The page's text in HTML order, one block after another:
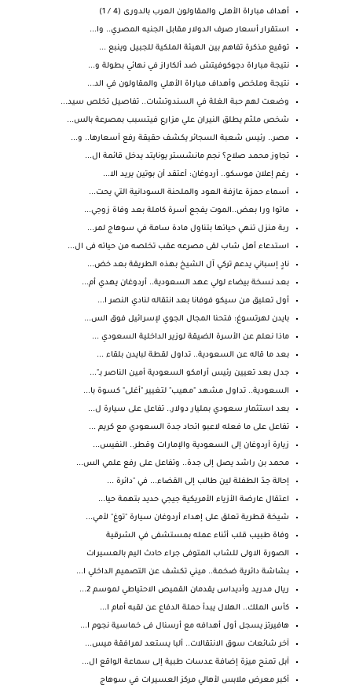
أهداف مباراة الأهلى والمقاولون العرب بالدورى (4 / 1)
استقرار أسعار صرف الدولار مقابل الجنيه المصري.. وا...
توقيع مذكرة تفاهم بين الهيئة الملكية للجبيل وينبع ...
نتيجة مباراة دجوكوفيتش ضد ألكاراز في نهائي بطولة و...
نتيجة وملخص وأهداف مباراة الأهلي والمقاولون في الد...
وضعت لهم حبة الغلة في السندوتشات.. تفاصيل تخلص سيد...
شخص ملثم يطلق النيران علي مزارع فيتسبب بمصرعة بالس...
مصر.. رئيس شعبة السجائر يكشف حقيقة رفع أسعارها.. و...
تجاوز محمد صلاح؟ نجم مانشستر يونايتد يدخل قائمة ال...
رغم إعلان موسكو.. أردوغان: أعتقد أن بوتين يريد الا...
أسماء حمزة عازفة العود والملحنة السودانية التي يحت...
ماتوا ورا بعض..الموت يفجع أسرة كاملة بعد وفاة زوجي...
ربة منزل تنهي حياتها بتناول مادة سامة في سوهاج لمر...
استدعاء أهل شاب لقى مصرعه عقب تخلصه من حياته فى ال...
نادٍ إسباني يدعم تركي آل الشيخ بهذه الطريقة بعد خض...
بعد نسخة بيضاء لولي عهد السعودية.. أردوغان يهدي أم...
أول تعليق من سيكو فوفانا بعد انتقاله لنادي النصر ا...
بايدن لهرتسوغ: فتحنا المجال الجوي لإسرائيل فوق الس...
ماذا نعلم عن الأسرة الضيقة لوزير الداخلية السعودي ...
بعد ما قاله عن السعودية.. تداول لقطة لبايدن بلقاء ...
جدل بعد تعيين رئيس أرامكو السعودية أمين الناصر بـ"...
السعودية.. تداول مشهد "مهيب" لتغيير "أغلى" كسوة با...
بعد استثمار سعودي بمليار دولار.. تفاعل على سيارة ل...
تفاعل على ما فعله لاعبو اتحاد جدة السعودي مع كريم ...
زيارة أردوغان إلى السعودية والإمارات وقطر.. النفيس...
محمد بن راشد يصل إلى جدة.. وتفاعل على رفع علمي الس...
إحالة جدّ الطفلة لين طالب إلى القضاء... في "دائرة ...
اعتقال عارضة الأزياء الأمريكية جيجي حديد بتهمة حيا...
شيخة قطرية تعلق على إهداء أردوغان سيارة "توغ" لأمي...
وفاة طبيب قلب أثناء عمله بمستشفى في الشرقية
الصورة الاولى للشاب المتوفى جراء حادث اليم بالعسيرات
بشاشة دائرية ضخمة.. ميني تكشف عن التصميم الداخلي ا...
ريال مدريد وأديداس يقدمان القميص الاحتياطي لموسم 2...
كأس الملك.. الهلال يبدأ حملة الدفاع عن لقبه أمام ا...
هافيرتز يسجل أول أهدافه مع أرسنال فى خماسية نجوم ا...
آخر شائعات سوق الانتقالات.. ألبا يستعد لمرافقة ميس...
آبل تمنح ميزة إضافة عدسات طبية إلى سماعة الواقع ال...
أكبر معرض ملابس لأهالي مركز العسيرات في سوهاج